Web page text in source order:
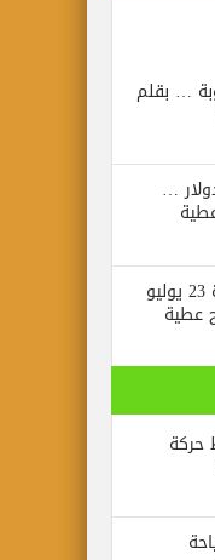
… بقلم
مليار دولار …
الصفحات المجهولة من ثورة 23 يوليو
عطية
حركة